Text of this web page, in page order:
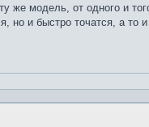
же модель, от одного и
но и быстро точатся, а